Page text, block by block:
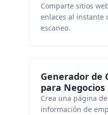
Comparte sitios
enlaces al instante
escaneo.
Generador de
para Negocios
Crea una página
información de